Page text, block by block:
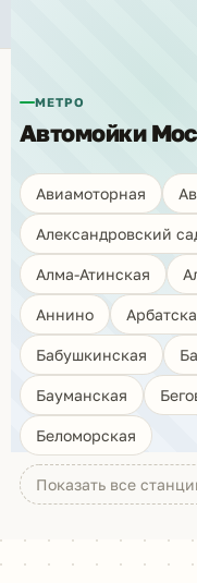
Нажмите,
МЕТРО
Автомойки
Авиамоторная
Александровский
Алма-Атинская
Аннино
Бабушкинская
Бауманская
Беломорская
Показать все